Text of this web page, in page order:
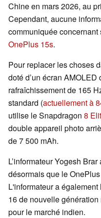
Chine en mars 2026, au
Cependant, aucune
communiquée
OnePlus 15s.
Pour replacer les choses
doté d’un écran
rafraîchissement de 165
standard (actuellement à
utilise le Snapdragon 8
double appareil photo
de 7 500 mAh.
L’informateur Yogesh
désormais que le
L'informateur a
16 de nouvelle
pour le marché indien.